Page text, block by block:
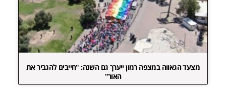
מצעד הגאווה במצפה רמון ייערך גם השנה: "חייבים להגביר את
האור"